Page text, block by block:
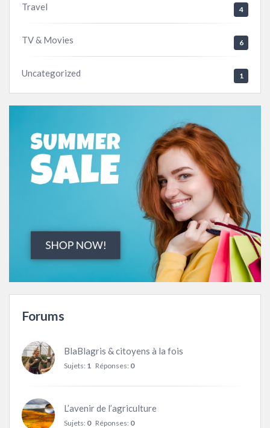
Travel 4
TV & Movies 6
Uncategorized 1
Forums
BlaBlagris & citoyens à la fois
Sujets: 1 Réponses: 0
L’avenir de l’agriculture
Sujets: 0 Réponses: 0